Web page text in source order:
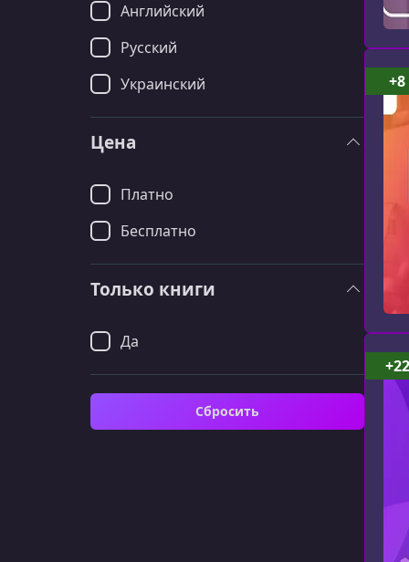
Английский
Русский
Украинский
Цена
Платно
Бесплатно
Только книги
Да
Сбросить
+8
+22